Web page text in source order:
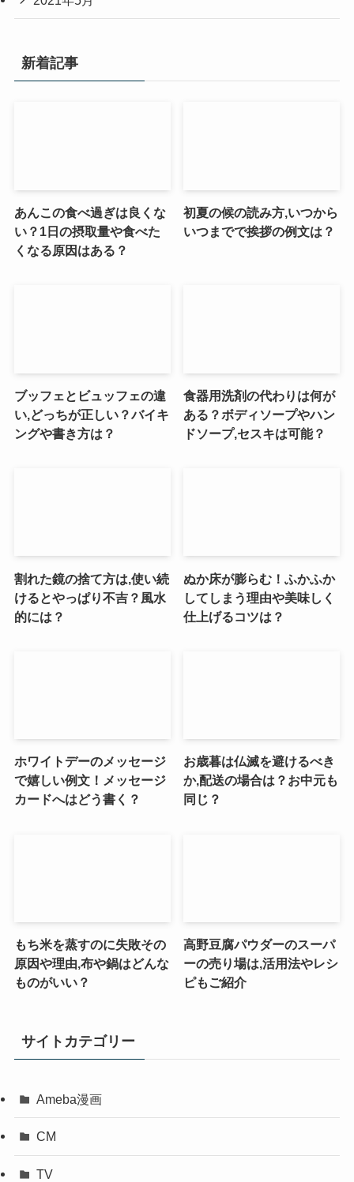
新着記事
あんこの食べ過ぎは良くな
い？1日の摂取量や食べた
くなる原因はある？
初夏の候の読み方,いつから
いつまでで挨拶の例文は？
ブッフェとビュッフェの違
い,どっちが正しい？バイキ
ングや書き方は？
食器用洗剤の代わりは何が
ある？ボディソープやハン
ドソープ,セスキは可能？
割れた鏡の捨て方は,使い続
けるとやっぱり不吉？風水
的には？
ぬか床が膨らむ！ふかふか
してしまう理由や美味しく
仕上げるコツは？
ホワイトデーのメッセージ
で嬉しい例文！メッセージ
カードへはどう書く？
お歳暮は仏滅を避けるべき
か,配送の場合は？お中元も
同じ？
もち米を蒸すのに失敗その
原因や理由,布や鍋はどんな
ものがいい？
高野豆腐パウダーのスーパ
ーの売り場は,活用法やレシ
ピもご紹介
サイトカテゴリー
Ameba漫画
CM
TV